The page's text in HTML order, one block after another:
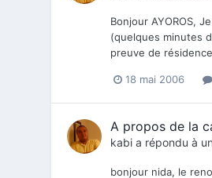
Bonjour AYOROS,
(quelques minutes
preuve de
18 mai 2006
A propos de la
kabi a répondu à
bonjour nida, le